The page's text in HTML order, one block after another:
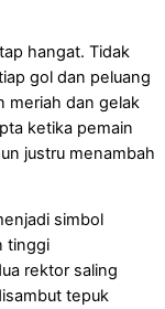
hangat. Tidak
gol dan peluang
meriah dan gelak
ketika pemain
justru menambah
simbol
tinggi
rektor saling
tepuk